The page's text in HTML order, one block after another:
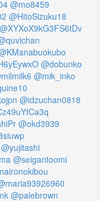
@mo8459
@HitoSizuku18
@XYXoX9kG3FS6tDv
@dobunko
@mik_inko
@idzuchan0818
@okd3939
@yujitashi
@seigantoomi
@palebrown